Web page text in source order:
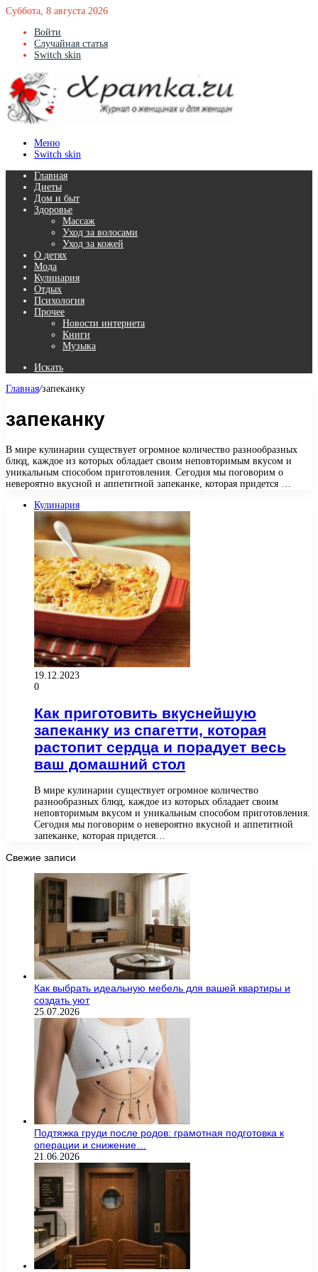
Суббота, 8 августа 2026
Войти
Случайная статья
Switch skin
Меню
Switch skin
Главная
Диеты
Дом и быт
Здоровье
Массаж
Уход за волосами
Уход за кожей
О детях
Мода
Кулинария
Отдых
Психология
Прочее
Новости интернета
Книги
Музыка
Искать
Главная/запеканку
запеканку
В мире кулинарии существует огромное количество разнообразных
блюд, каждое из которых обладает своим неповторимым вкусом и
уникальным способом приготовления. Сегодня мы поговорим о
невероятно вкусной и аппетитной запеканке, которая придется …
Кулинария
19.12.2023
0
Как приготовить вкуснейшую
запеканку из спагетти, которая
растопит сердца и порадует весь
ваш домашний стол
В мире кулинарии существует огромное количество
разнообразных блюд, каждое из которых обладает своим
неповторимым вкусом и уникальным способом приготовления.
Сегодня мы поговорим о невероятно вкусной и аппетитной
запеканке, которая придется…
Свежие записи
Как выбрать идеальную мебель для вашей квартиры и
создать уют
25.07.2026
Подтяжка груди после родов: грамотная подготовка к
операции и снижение…
21.06.2026